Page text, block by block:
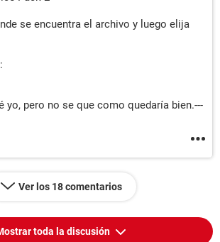
se encuentra el archivo y luego elija
yo, pero no se que como quedaría bien.---
Ver los 18 comentarios
toda la discusión